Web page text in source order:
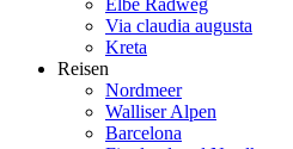
Via claudia augusta
Kreta
Reisen
Nordmeer
Walliser Alpen
Barcelona